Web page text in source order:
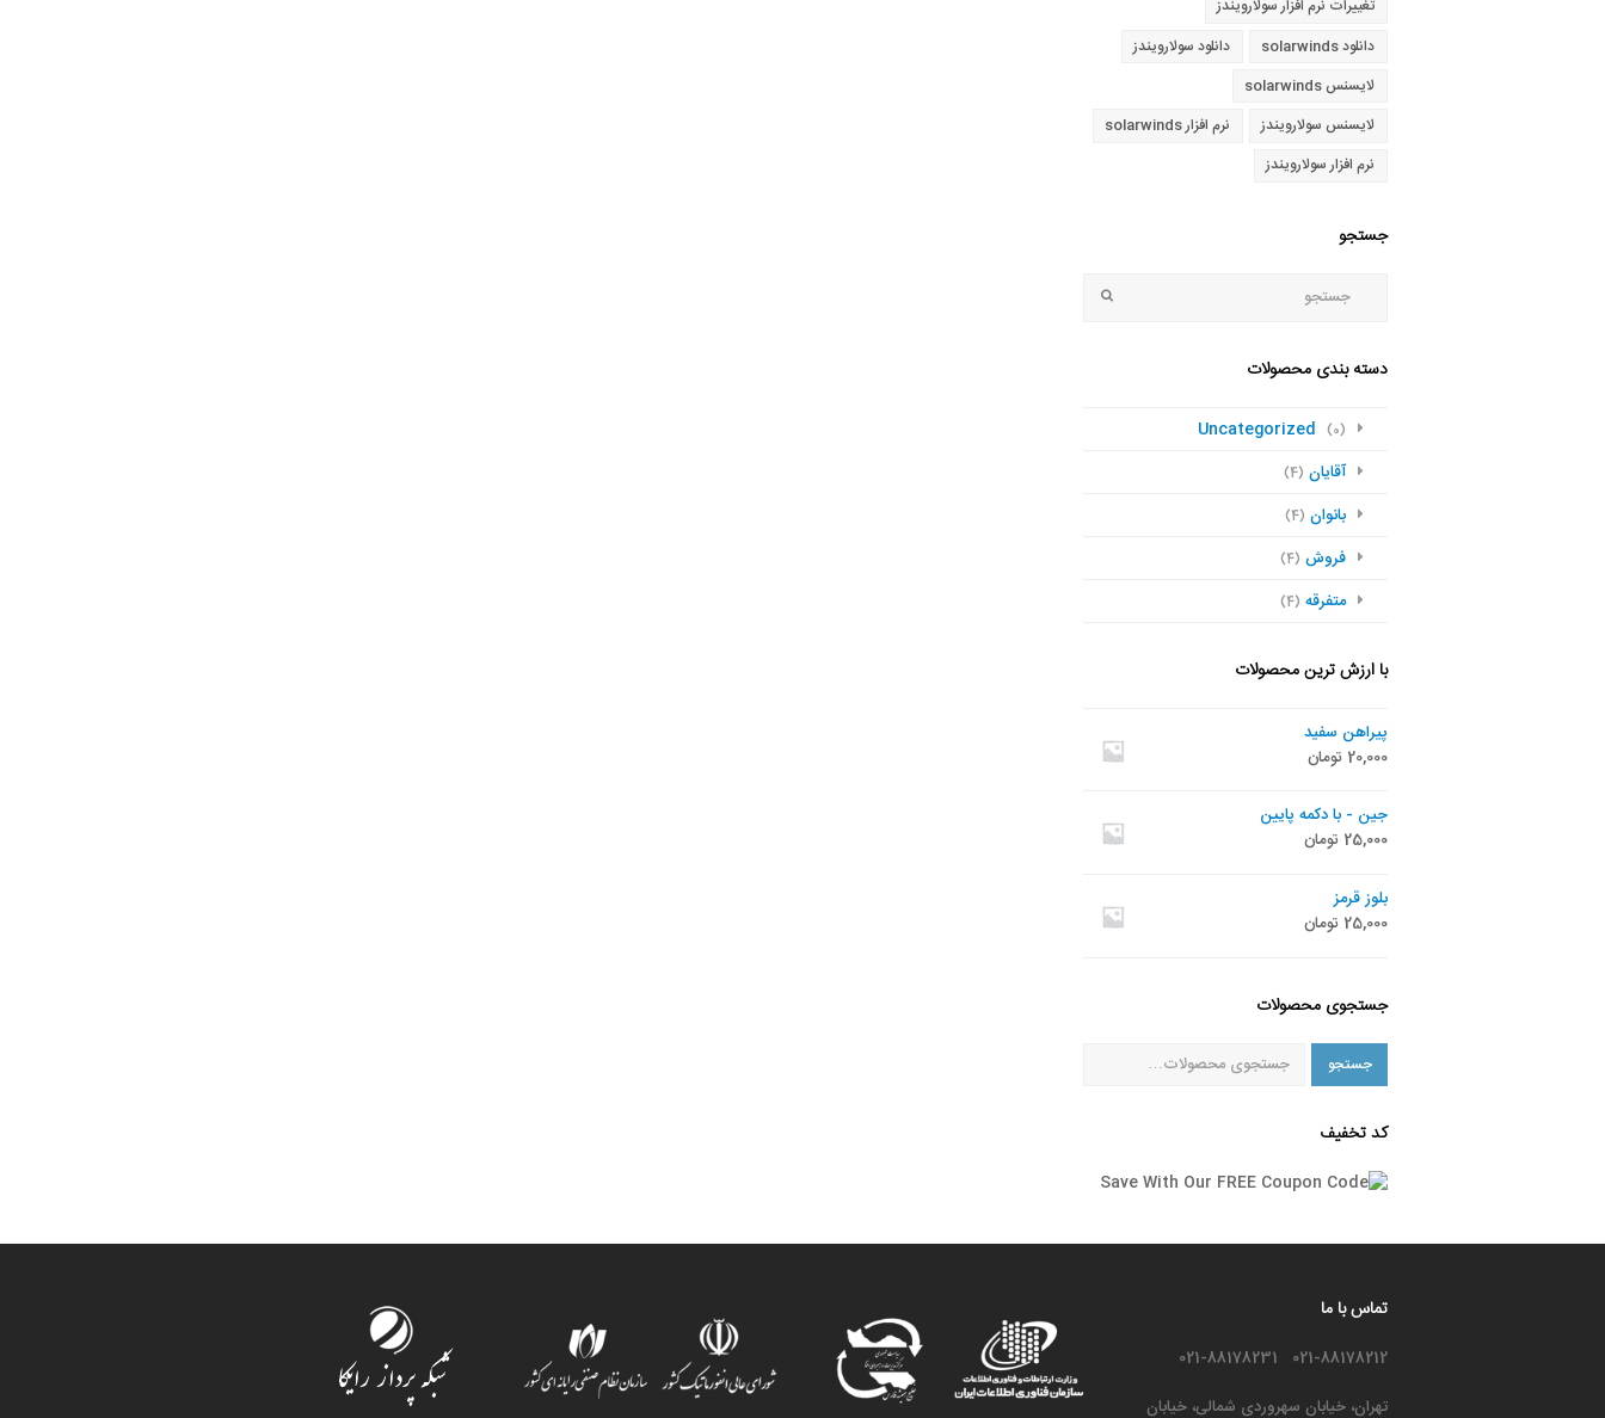
تغییرات نرم افزار سولارویندز
دانلود solarwinds
دانلود سولارویندز
لایسنس solarwinds
لایسنس سولارویندز
نرم افزار solarwinds
نرم افزار سولارویندز
جستجو
Submit
دسته بندی محصولات
Uncategorized (0)
آقایان (4)
بانوان (4)
فروش (4)
متفرقه (4)
با ارزش ترین محصولات
پیراهن سفید
20,000 تومان
جین - با دکمه پایین
25,000 تومان
بلوز قرمز
25,000 تومان
جستجوی محصولات
جستجو
کد تخفیف
تماس با ما
021-88178212 021-88178231
تهران، خیابان سهروردی شمالی، خیابان